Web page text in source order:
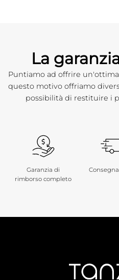
La
Puntiamo ad offrire
questo motivo offriamo
possibilità di restituire i
Garanzia di
rimborso completo